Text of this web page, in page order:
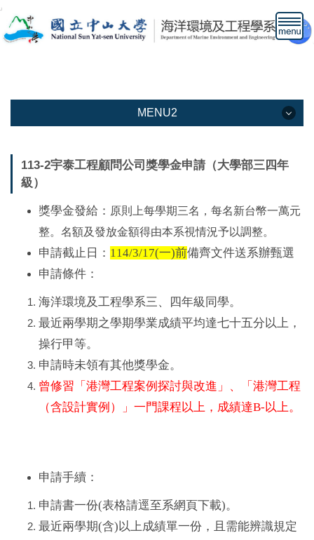
到
主
區
MENU2
本系介紹
教學資訊
下載專區
高中生專區網頁
海事工程學程網頁
系友交流
113-2宇泰工程顧問公司獎學金申請（大學部三四年
級）
獎學金發給： 原則上每學期三名，每名新台幣一萬元
整。 名額及發放金額得由本系視情況予以調整。
申請截止日： 114/3/17(一)前備齊文件送系辦甄選
申請條件：
海洋環境及工程學系三、四年級同學。
最近兩學期之學期學業成績平均達七十五分以上，
操行甲等。
申請時未領有其他獎學金。
曾修習「港灣工程案例探討與改進」、「港灣工程
（含設計實例）」一門課程以上，成績達B-以上。
申請手續：
申請書一份(表格請逕至系網頁下載)。
最近兩學期(含)以上成績單一份，且需能辨識規定